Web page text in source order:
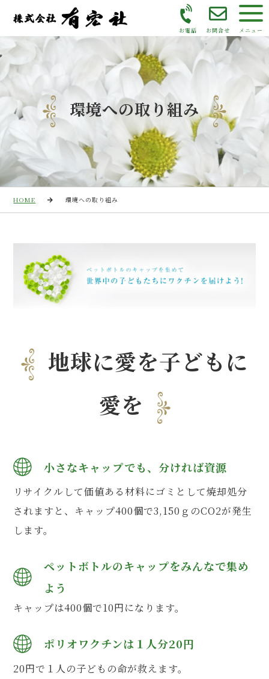
お電話 お問合せ
環境への取り組み
HOME 環境への取り組み
地球に愛を子どもに
愛を
小さなキャップでも、分ければ資源
リサイクルして価値ある材料にゴミとして焼却処分
されますと、キャップ400個で3,150ｇのCO2が発生
します。
ペットボトルのキャップをみんなで集め
よう
キャップは400個で10円になります。
ポリオワクチンは１人分20円
20円で１人の子どもの命が救えます。
メニュー